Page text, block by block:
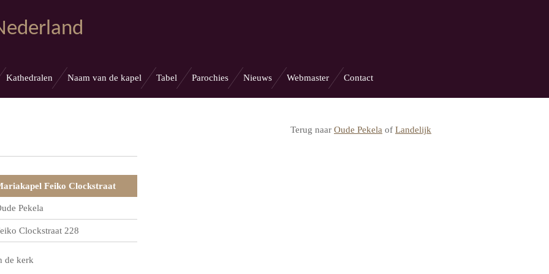
Kathedralen Naam van de kapel Tabel Parochies Nieuws Webmaster Contact
Terug naar Oude Pekela of Landelijk
Feiko Clockstraat
Pekela
Clockstraat 228
de kerk